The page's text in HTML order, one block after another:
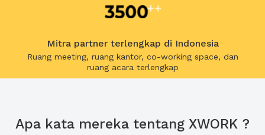
Mitra partner terlengkap di Indonesia
Ruang meeting, ruang kantor, co-working space, dan
ruang acara terlengkap
Apa kata mereka tentang XWORK ?